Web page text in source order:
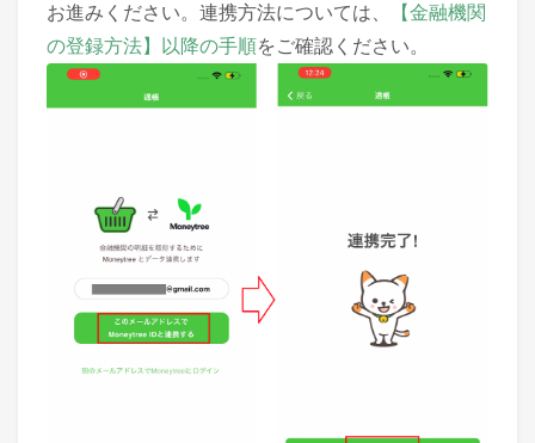
お進みください。連携方法については、
【金融機関
の登録方法】以降の手順をご確認ください。